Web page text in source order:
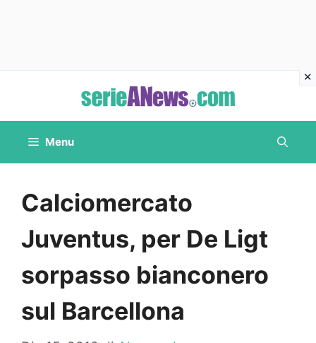
contenuto
Menu
Calciomercato
Juventus, per De Ligt
sorpasso bianconero
sul Barcellona